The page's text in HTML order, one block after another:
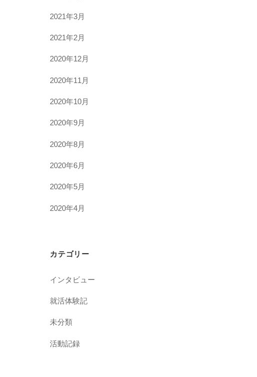
2021年3月
2021年2月
2020年12月
2020年11月
2020年10月
2020年9月
2020年8月
2020年6月
2020年5月
2020年4月
カテゴリー
インタビュー
就活体験記
未分類
活動記録